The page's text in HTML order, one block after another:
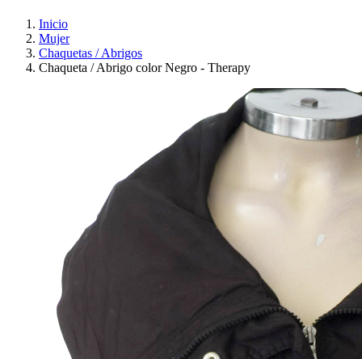
Inicio
Mujer
Chaquetas / Abrigos
Chaqueta / Abrigo color Negro - Therapy